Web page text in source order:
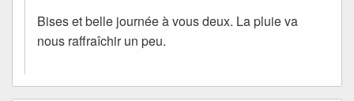
Bises et belle journée à vous deux. La pluie va
nous raffraîchir un peu.